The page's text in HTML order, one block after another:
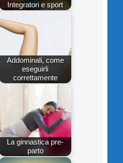
Integratori e sport
Addominali, come
eseguirli
correttamente
La ginnastica pre-
parto